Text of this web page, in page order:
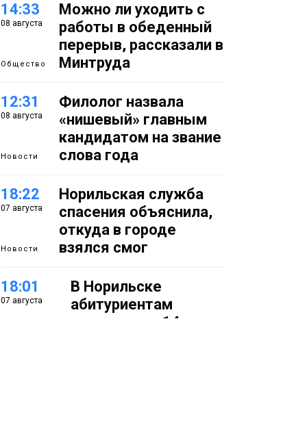
14:33
08 августа
Общество
Можно ли уходить с
работы в обеденный
перерыв, рассказали в
Минтруда
12:31
08 августа
Новости
Филолог назвала
«нишевый» главным
кандидатом на звание
слова года
18:22
07 августа
Новости
Норильская служба
спасения объяснила,
откуда в городе
взялся смог
18:01
07 августа
В Норильске
абитуриентам
предлагают 14